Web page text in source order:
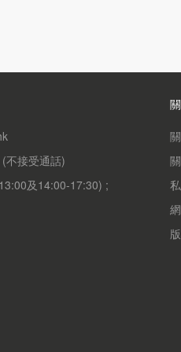
(不接受通話)
及14:00-17:30) ;